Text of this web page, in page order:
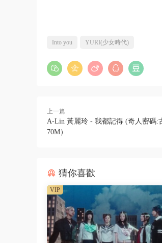
Into you YURI(少女時代)
上一篇
A-Lin 黃麗玲 - 我都記得 (奇人密碼:
70M）
猜你喜歡
VIP